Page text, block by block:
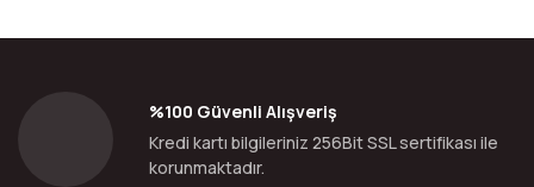
%100 Güvenli Alışveriş
Kredi kartı bilgileriniz 256Bit SSL sertifikası ile
korunmaktadır.